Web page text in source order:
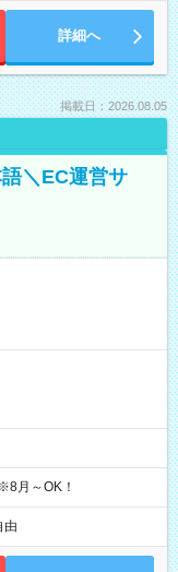
詳細へ
掲載日：2026.08.05
＼EC運営サ
月～OK！
由